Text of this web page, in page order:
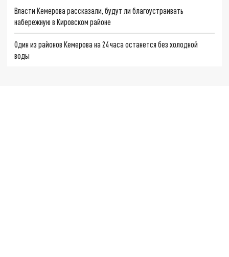
Власти Кемерова рассказали, будут ли благоустраивать
набережную в Кировском районе
Один из районов Кемерова на 24 часа останется без холодной
воды